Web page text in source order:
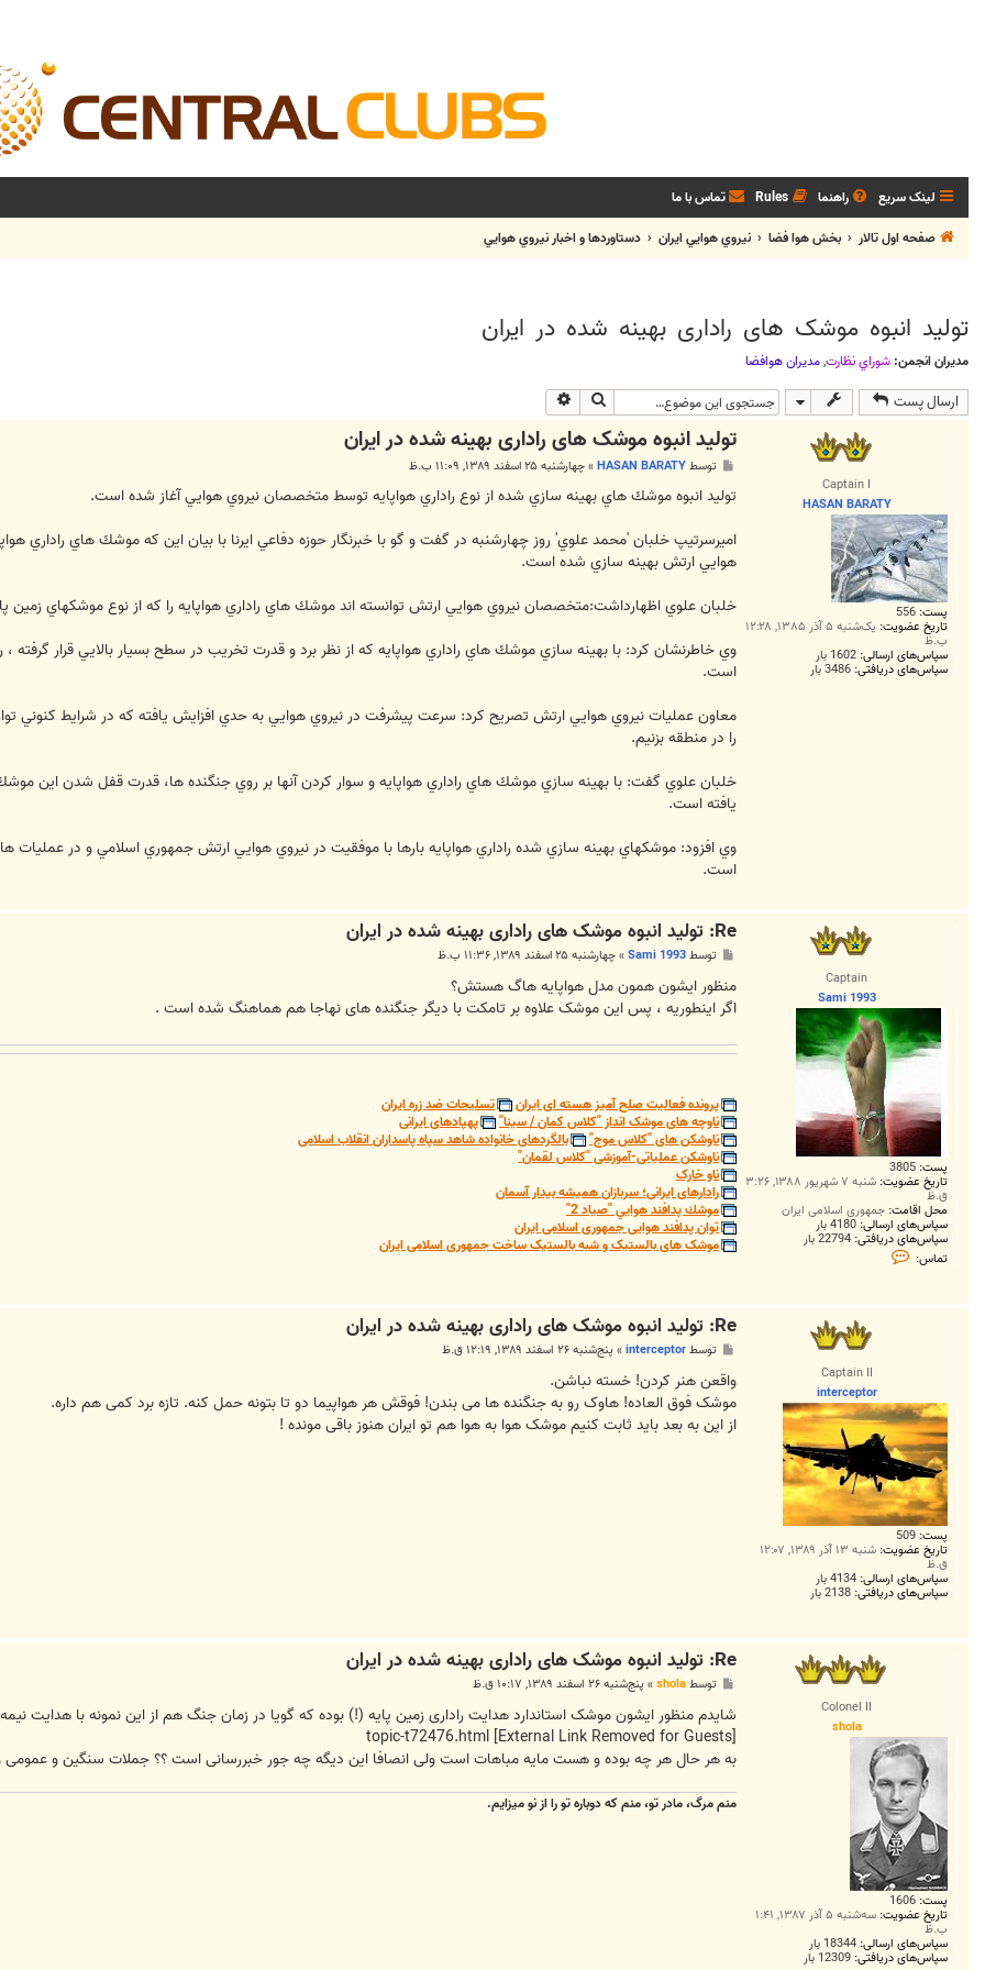
لینک سریع راهنما Rules تماس با ما
صفحه اول تالار
بخش هوا فضا نيروي هوايي ايران دستاوردها و اخبار نيروي هوايي
تولید انبوه موشک های راداری بهینه شده در ایران
مدیران انجمن: شوراي نظارت,مديران هوافضا
ارسال پست جستجو
Captain I
HASAN BARATY
پست: 556
تاریخ عضویت: یک‌شنبه ۵ آذر ۱۳۸۵, ۱۲:۲۸
ب.ظ
سپاس‌های ارسالی: 1602 بار
سپاس‌های دریافتی: 3486 بار
تولید انبوه موشک های راداری بهینه شده در ایران
ت
توسطHASAN BARATY
»چهارشنبه ۲۵ اسفند ۱۳۸۹, ۱۱:۰۹ ب.ظ
توليد انبوه موشك هاي بهينه سازي شده از نوع راداري هواپايه توسط متخصصان نيروي هوايي آغاز شده است.
اميرسرتيپ خلبان 'محمد علوي' روز چهارشنبه در گفت و گو با خبرنگار حوزه دفاعي ايرنا با بيان اين كه موشك هاي
هوايي ارتش بهينه سازي شده است.
خلبان علوي اظهارداشت:متخصصان نيروي هوايي ارتش توانسته اند موشك هاي راداري هواپايه را كه از نوع موشكهاي زمين
وي خاطرنشان كرد: با بهينه سازي موشك هاي راداري هواپايه كه از نظر برد و قدرت تخريب در سطح بسيار بالايي قرار گرفته
است.
معاون عمليات نيروي هوايي ارتش تصريح كرد: سرعت پيشرفت در نيروي هوايي به حدي افزايش يافته كه در شرايط كنوني
را در منطقه بزنيم.
خلبان علوي گفت: با بهينه سازي موشك هاي راداري هواپايه و سوار كردن آنها بر روي جنگنده ها، قدرت قفل شدن اين
يافته است.
وي افزود: موشكهاي بهينه سازي شده راداري هواپايه بارها با موفقيت در نيروي هوايي ارتش جمهوري اسلامي و در عمليات
است.
Captain
Sami 1993
پست: 3805
تاریخ عضویت: شنبه ۷ شهریور ۱۳۸۸, ۳:۲۶
ق.ظ
محل اقامت: جمهوری اسلامی ایران
سپاس‌های ارسالی: 4180 بار
سپاس‌های دریافتی: 22794 بار
تماس:
S
3
Re: تولید انبوه موشک های راداری بهینه شده در ایران
ت
توسطSami 1993
»چهارشنبه ۲۵ اسفند ۱۳۸۹, ۱۱:۳۶ ب.ظ
منظور ایشون همون مدل هواپایه هاگ هستش؟
اگر اینطوریه ، پس این موشک علاوه بر تامکت با دیگر جنگنده های نهاجا هم هماهنگ شده است .
پرونده فعالیت صلح آمیز هسته ای ایران
تسلیحات ضد زره ایران
ناوچه های موشک انداز "کلاس کمان / سینا"
پهپادهای ایرانی
ناوشکن های "کلاس موج"
بالگردهای خانواده شاهد سپاه پاسداران انقلاب اسلامی
ناوشکن عملیاتی-آموزشی "کلاس لقمان"
ناو خارک
رادارهای ایرانی؛ سربازان همیشه بیدار آسمان
موشك پدافند هوايي "صياد 2"
توان پدافند هوایی جمهوری اسلامی ایران
موشک های بالستیک و شبه بالستیک ساخت جمهوری اسلامی ایران
Captain II
interceptor
پست: 509
تاریخ عضویت: شنبه ۱۳ آذر ۱۳۸۹, ۱۲:۰۷
ق.ظ
سپاس‌های ارسالی: 4134 بار
سپاس‌های دریافتی: 2138 بار
Re: تولید انبوه موشک های راداری بهینه شده در ایران
ت
توسطinterceptor
» پنج‌شنبه ۲۶ اسفند ۱۳۸۹, ۱۲:۱۹ ق.ظ
واقعن هنر کردن! خسته نباشن.
موشک فوق العاده! هاوک رو به جنگنده ها می بندن! فوقش هر هواپیما دو تا بتونه حمل کنه. تازه برد کمی هم داره.
از این به بعد باید ثابت کنیم موشک هوا به هوا هم تو ایران هنوز باقی مونده !
Colonel II
shola
پست: 1606
تاریخ عضویت: سه‌شنبه ۵ آذر ۱۳۸۷, ۱:۴۱
ب.ظ
سپاس‌های ارسالی: 18344 بار
سپاس‌های دریافتی: 12309 بار
Re: تولید انبوه موشک های راداری بهینه شده در ایران
ت
توسطshola
» پنج‌شنبه ۲۶ اسفند ۱۳۸۹, ۱۰:۱۷ ق.ظ
شایدم منظور ایشون موشک استاندارد هدایت راداری زمین پایه (!) بوده که گویا در زمان جنگ هم از این نمونه با هدایت
[External Link Removed for Guests]
topic-t72476.html
به هر حال هر چه بوده و هست مایه مباهات است ولی انصافا این دیگه چه جور خبررسانی است ؟؟ جملات سنگین و عمومی و ...
منم مرگ، مادر تو، منم که دوباره تو را از نو میزایم.